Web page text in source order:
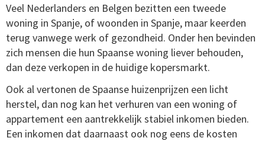
Veel Nederlanders en Belgen bezitten een tweede
woning in Spanje, of woonden in Spanje, maar keerden
terug vanwege werk of gezondheid. Onder hen bevinden
zich mensen die hun Spaanse woning liever behouden,
dan deze verkopen in de huidige kopersmarkt.
Ook al vertonen de Spaanse huizenprijzen een licht
herstel, dan nog kan het verhuren van een woning of
appartement een aantrekkelijk stabiel inkomen bieden.
Een inkomen dat daarnaast ook nog eens de kosten